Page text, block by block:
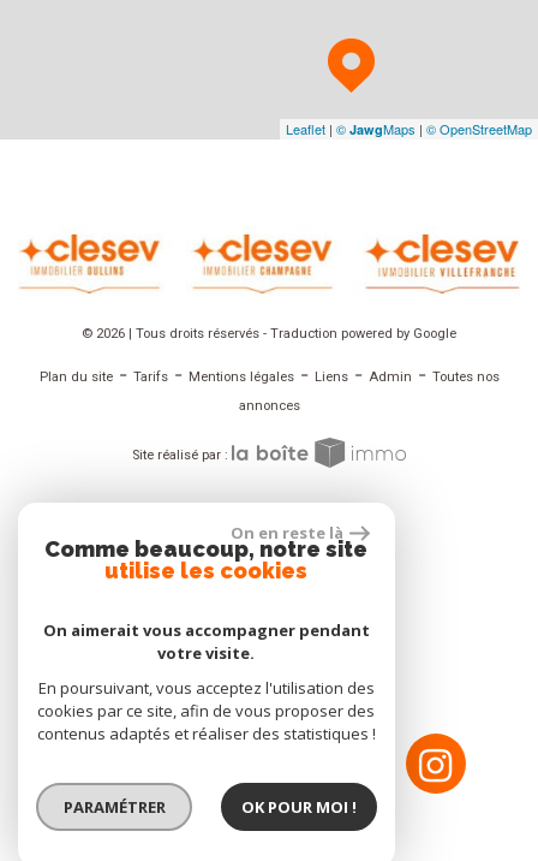
Leaflet | © JawgMaps | © OpenStreetMap
© 2026 | Tous droits réservés - Traduction powered by Google
Plan du site- Tarifs- Mentions légales- Liens- Admin - Toutes nos
annonces
Site réalisé par :
NOUS SUIVRE
ADHÉRENT
On en reste là
Comme beaucoup, notre site
utilise les cookies
On aimerait vous accompagner pendant
votre visite.
En poursuivant, vous acceptez l'utilisation des
cookies par ce site, afin de vous proposer des
contenus adaptés et réaliser des statistiques !
PARAMÉTRER OK POUR MOI !